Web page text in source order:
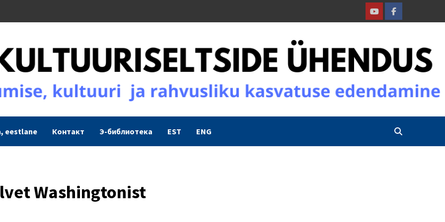
YoutubeFacebook
eestlane Контакт Э-библиотека EST ENG
Washingtonist